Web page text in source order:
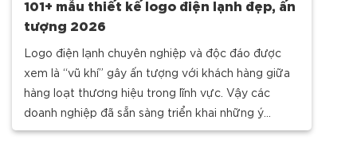
101+ mẫu thiết kế logo điện lạnh đẹp, ấn
tượng 2026
Logo điện lạnh chuyên nghiệp và độc đáo được
xem là “vũ khí” gây ấn tượng với khách hàng giữa
hàng loạt thương hiệu trong lĩnh vực. Vậy các
doanh nghiệp đã sẵn sàng triển khai những ý
tưởng thiết kế đẹp mắt, ý nghĩa?